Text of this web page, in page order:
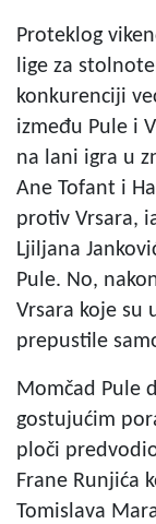
Proteklog
lige za
konkurenciji
između Pule i
na lani igra u
Ane Tofant i
protiv Vrsara,
Ljiljana
Pule. No,
Vrsara koje su
prepustile
Momčad Pule
gostujućim
ploči
Frane Runjića
Tomislava